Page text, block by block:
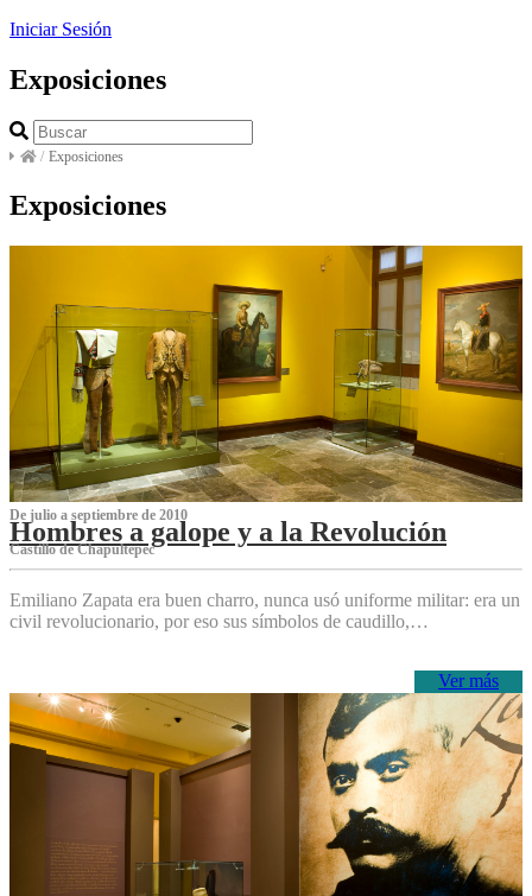
Iniciar Sesión
Exposiciones
/ Exposiciones
Exposiciones
De julio a septiembre de 2010
Hombres a galope y a la Revolución
Castillo de Chapultepec
Emiliano Zapata era buen charro, nunca usó uniforme militar: era un
civil revolucionario, por eso sus símbolos de caudillo,…
Ver más